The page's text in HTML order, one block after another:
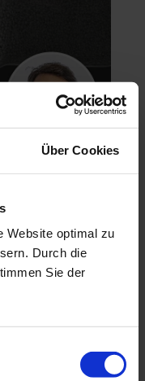
Über Cookies
Website optimal zu
Durch die
Sie der